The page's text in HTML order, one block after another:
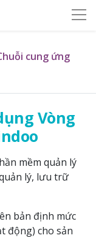
cung ứng
Vòng
mềm quản lý
lý, lưu trữ
bản định mức
động) cho sản